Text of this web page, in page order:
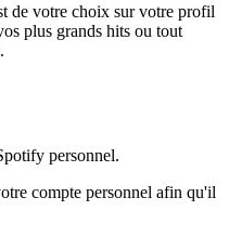
de votre choix sur votre profil
plus grands hits ou tout
personnel.
compte personnel afin qu'il